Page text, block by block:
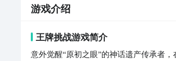
游戏介绍
王牌挑战游戏简介
意外觉醒“原初之眼”的神话遗产传承者